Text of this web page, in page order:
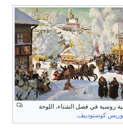
روسية في فصل الشتاء، اللوحة
كوستودييڤ.